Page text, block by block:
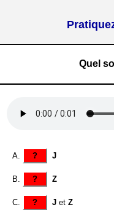
Quel
? J
? Z
? Jet Z